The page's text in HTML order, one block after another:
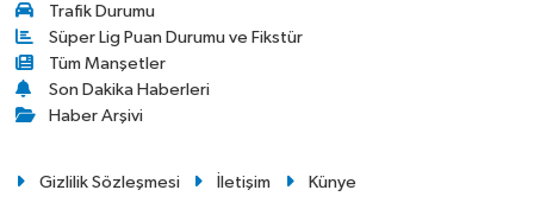
Trafik Durumu
Süper Lig Puan Durumu ve Fikstür
Tüm Manşetler
Son Dakika Haberleri
Haber Arşivi
Gizlilik Sözleşmesi İletişim Künye